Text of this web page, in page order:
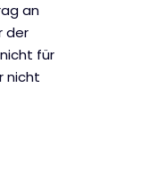
an
der
für
nicht